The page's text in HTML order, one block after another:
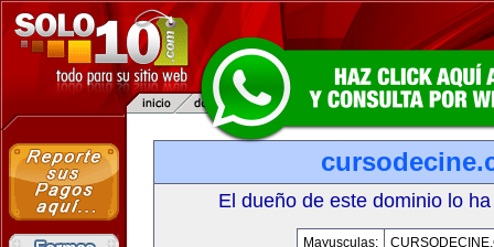
El dueño de este dominio lo
Mayusculas: